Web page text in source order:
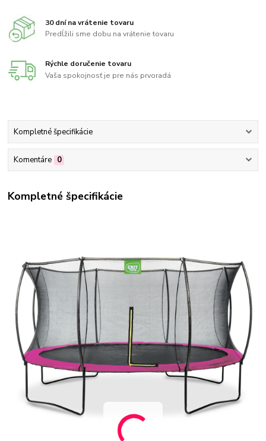
30 dní na vrátenie tovaru
Predĺžili sme dobu na vrátenie tovaru
Rýchle doručenie tovaru
Vaša spokojnosť je pre nás prvoradá
Kompletné špecifikácie
Komentáre 0
Kompletné špecifikácie